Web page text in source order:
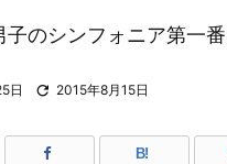
子のシンフォニア第一番
日  2015年8月15日
B!